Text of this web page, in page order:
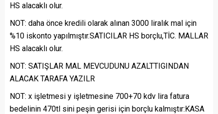
HS alacaklı olur.
NOT: daha önce kredili olarak alınan 3000 liralık mal için
%10 iskonto yapılmıştır.SATICILAR HS borçlu,TİC. MALLAR
HS alacaklı olur.
NOT: SATIŞLAR MAL MEVCUDUNU AZALTTIGINDAN
ALACAK TARAFA YAZILR
NOT: x işletmesi y işletmesine 700+70 kdv lira fatura
bedelinin 470tl sini peşin gerisi için borçlu kalmıştır:KASA